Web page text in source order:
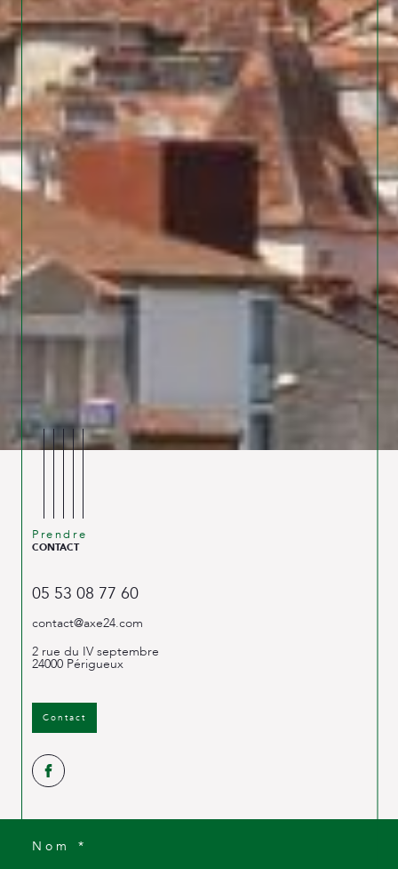
Nom *
Prendre
CONTACT
05 53 08 77 60
contact@axe24.com
2 rue du IV septembre
24000 Périgueux
Contact